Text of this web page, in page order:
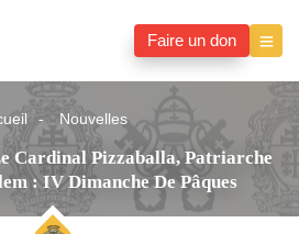
Faire un don
Nouvelles
Cardinal Pizzaballa, Patriarche
: IV Dimanche De Pâques